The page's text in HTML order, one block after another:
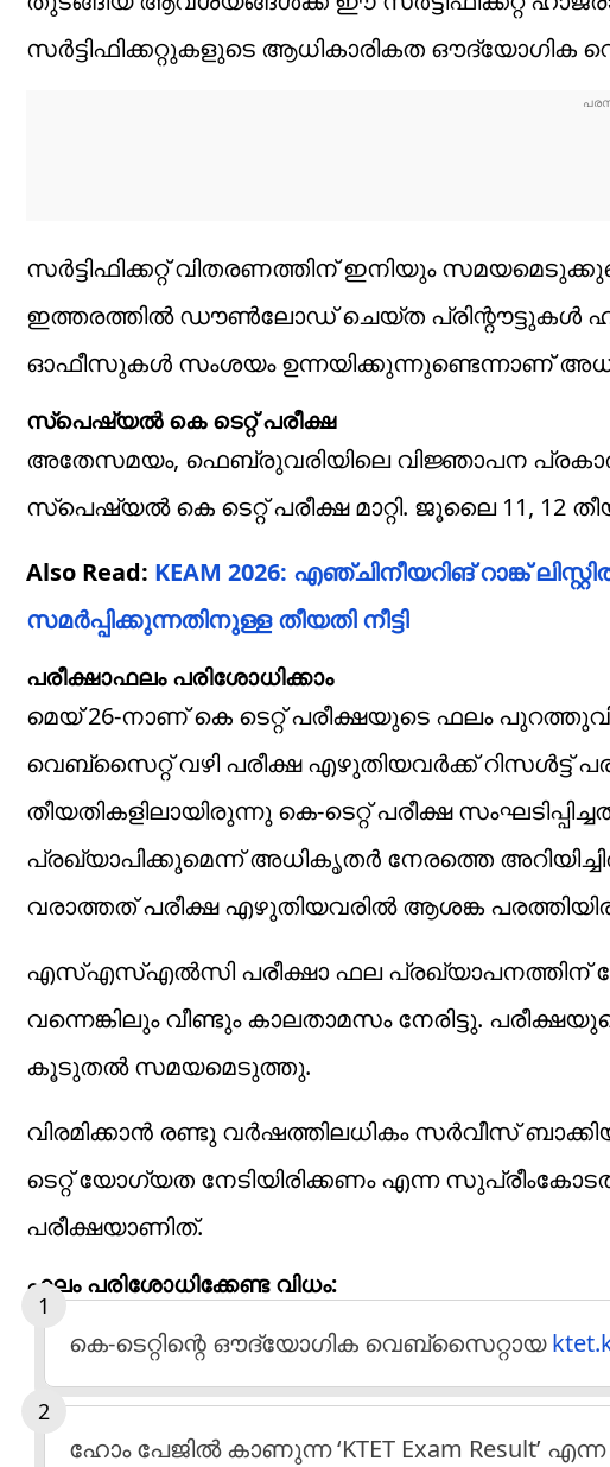
സര്‍ട്ടിഫിക്കറ്റുകളുടെ ആധികാരികത ഔദ്യോഗിക
സര്‍ട്ടിഫിക്കറ്റ് വിതരണത്തിന് ഇനിയും
ഇത്തരത്തില്‍ ഡൗണ്‍ലോഡ് ചെയ്ത പ്രിന്റൗട്ടുകള്‍
ഓഫീസുകള്‍ സംശയം ഉന്നയിക്കുന്നുണ്ടെന്നാണ്
സ്‌പെഷ്യല്‍ കെ ടെറ്റ് പരീക്ഷ
അതേസമയം, ഫെബ്രുവരിയിലെ വിജ്ഞാപന
സ്‌പെഷ്യല്‍ കെ ടെറ്റ് പരീക്ഷ മാറ്റി. ജൂലൈ 11, 12
Also Read: KEAM 2026: എഞ്ചിനീയറിങ് റാങ്ക്
സമര്‍പ്പിക്കുന്നതിനുള്ള തീയതി നീട്ടി
പരീക്ഷാഫലം പരിശോധിക്കാം
മെയ് 26-നാണ് കെ ടെറ്റ് പരീക്ഷയുടെ ഫലം
വെബ്‌സൈറ്റ് വഴി പരീക്ഷ എഴുതിയവര്‍ക്ക് റിസള്‍ട്ട്
തീയതികളിലായിരുന്നു കെ-ടെറ്റ് പരീക്ഷ
പ്രഖ്യാപിക്കുമെന്ന് അധികൃതർ നേരത്തെ
വരാത്തത് പരീക്ഷ എഴുതിയവരില്‍ ആശങ്ക
എസ്എസ്എൽസി പരീക്ഷാ ഫല പ്രഖ്യാപനത്തിന്
വന്നെങ്കിലും വീണ്ടും കാലതാമസം നേരിട്ടു.
കൂടുതൽ സമയമെടുത്തു.
വിരമിക്കാൻ രണ്ടു വർഷത്തിലധികം സർവീസ്
ടെറ്റ് യോഗ്യത നേടിയിരിക്കണം എന്ന
പരീക്ഷയാണിത്.
ഫലം പരിശോധിക്കേണ്ട വിധം:
കെ-ടെറ്റിന്റെ ഔദ്യോഗിക വെബ്‌സൈറ്റായ
ഹോം പേജിൽ കാണുന്ന ‘KTET Exam Result’